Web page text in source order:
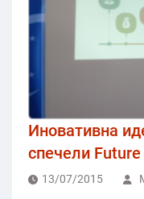
Иновативна
спечели
13/07/2015